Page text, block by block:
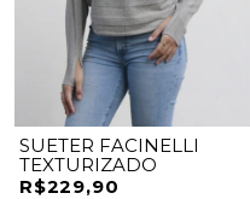
SUETER FACINELLI
TEXTURIZADO
R$229,90